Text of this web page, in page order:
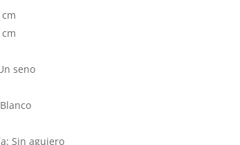
seno
Sin agujero